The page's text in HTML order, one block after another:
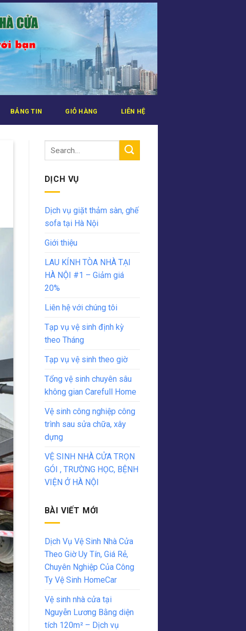
BẢNG TIN GIỎ HÀNG LIÊN HỆ
DỊCH VỤ
Dịch vụ giặt thảm sàn, ghế
sofa tại Hà Nội
Giới thiệu
LAU KÍNH TÒA NHÀ TẠI
HÀ NỘI #1 – Giảm giá
20%
Liên hệ với chúng tôi
Tạp vụ vệ sinh định kỳ
theo Tháng
Tạp vụ vệ sinh theo giờ
Tổng vệ sinh chuyên sâu
không gian Carefull Home
Vệ sinh công nghiệp công
trình sau sửa chữa, xây
dựng
VỆ SINH NHÀ CỬA TRỌN
GÓI , TRƯỜNG HỌC, BỆNH
VIỆN Ở HÀ NỘI
BÀI VIẾT MỚI
Dịch Vụ Vệ Sinh Nhà Cửa
Theo Giờ Uy Tín, Giá Rẻ,
Chuyên Nghiệp Của Công
Ty Vệ Sinh HomeCar
Vệ sinh nhà cửa tại
Nguyễn Lương Bằng diện
tích 120m² – Dịch vụ